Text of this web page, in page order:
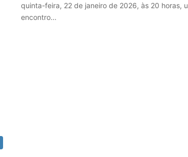
quinta-feira, 22 de janeiro de 2026, às 20 horas,
encontro…